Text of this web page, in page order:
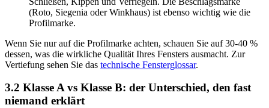
(Roto, Siegenia oder Winkhaus) ist ebenso wichtig wie die
Profilmarke.
Wenn Sie nur auf die Profilmarke achten, schauen Sie auf 30-40 %
dessen, was die wirkliche Qualität Ihres Fensters ausmacht. Zur
Vertiefung sehen Sie das technische Fensterglossar.
3.2 Klasse A vs Klasse B: der Unterschied, den fast
niemand erklärt